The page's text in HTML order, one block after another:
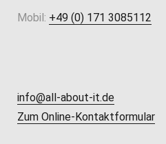
Mobil: +49 (0) 171 3085112
info@all-about-it.de
Zum Online-Kontaktformular